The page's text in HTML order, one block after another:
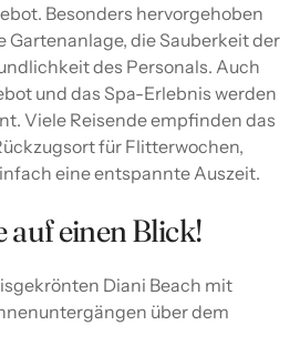
Besonders hervorgehoben
Gartenanlage, die Sauberkeit der
des Personals. Auch
und das Spa-Erlebnis werden
Viele Reisende empfinden das
für Flitterwochen,
eine entspannte Auszeit.
auf einen Blick!
Diani Beach mit
über dem